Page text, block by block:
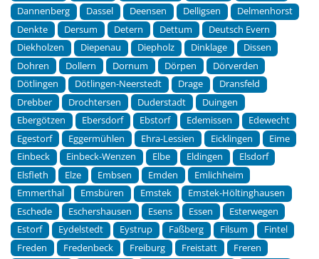
Dannenberg
Dassel Deensen Delligsen
Delmenhorst
Denkte
Dersum Detern Dettum
Deutsch Evern
Diekholzen
Diepenau Diepholz Dinklage
Dissen
Dohren
Dollern Dornum Dörpen
Dörverden
Dötlingen
Dötlingen-Neerstedt Drage
Dransfeld
Drebber
Drochtersen Duderstadt
Duingen
Ebergötzen
Ebersdorf Ebstorf Edemissen
Edewecht
Egestorf
Eggermühlen Ehra-Lessien Eicklingen
Eime
Einbeck
Einbeck-Wenzen Elbe Eldingen
Elsdorf
Elsfleth
Elze Embsen Emden
Emlichheim
Emmerthal
Emsbüren Emstek
Emstek-Höltinghausen
Eschede
Eschershausen Esens Essen
Esterwegen
Estorf
Eydelstedt Eystrup Faßberg Filsum
Fintel
Freden
Fredenbeck Freiburg Freistatt
Freren